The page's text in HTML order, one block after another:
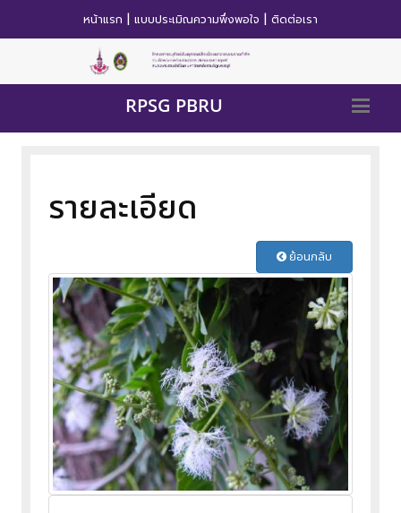
หน้าแรก | แบบประเมิณความพึ่งพอใจ | ติดต่อเรา
RPSG PBRU
รายละเอียด
ย้อนกลับ